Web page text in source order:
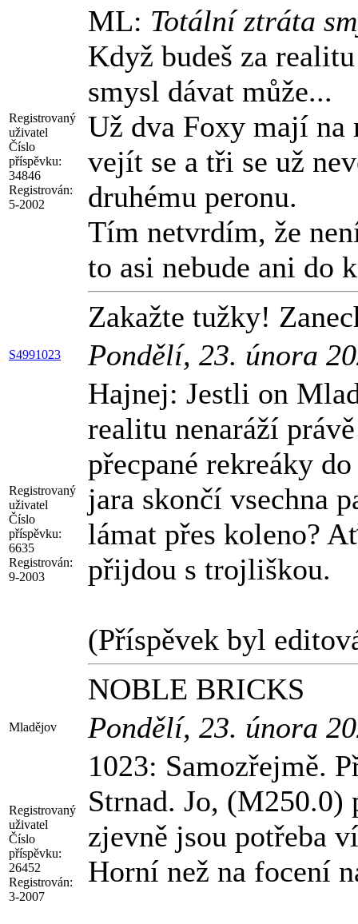
Registrovaný
uživatel
Číslo
příspěvku:
34846
Registrován:
5-2002
ML: Totální ztráta
Když budeš za
smysl dávat může...
Už dva Foxy mají na
vejít se a tři se už
druhému peronu.
Tím netvrdím, že
to asi nebude ani do
Zakažte tužky!
S4991023 Pondělí, 23. února
Registrovaný
uživatel
Číslo
příspěvku:
6635
Registrován:
9-2003
Hajnej: Jestli on
realitu nenaráží
přecpané rekreáky
jara skončí vsechna
lámat přes koleno?
přijdou s trojliškou.
(Příspěvek byl
NOBLE BRICKS
Mladějov Pondělí, 23. února
Registrovaný
uživatel
Číslo
příspěvku:
26452
Registrován:
3-2007
1023: Samozřejmě.
Strnad. Jo, (M250.0)
zjevně jsou potřeba
Horní než na focení